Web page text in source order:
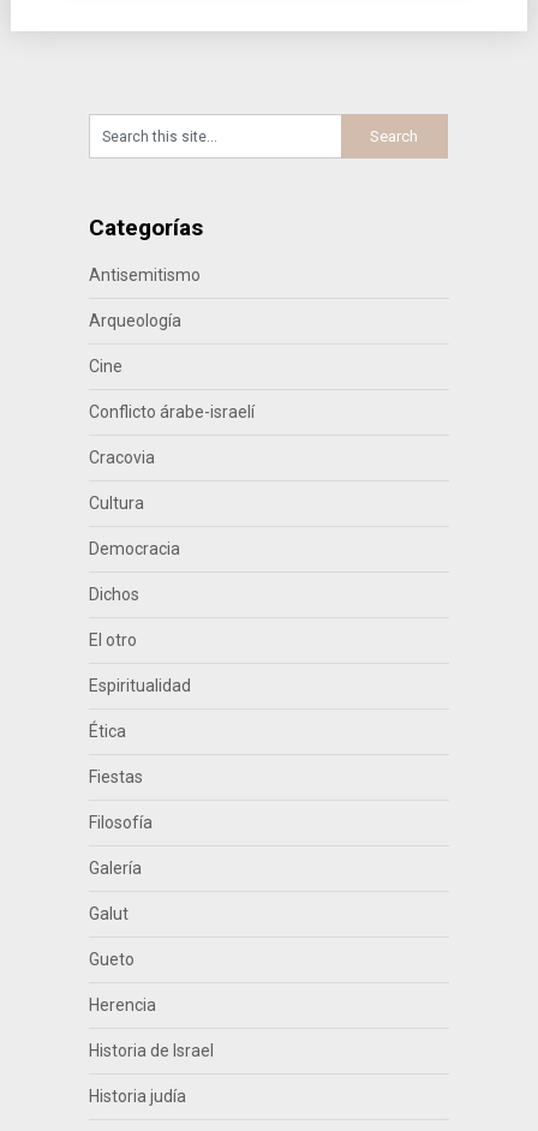
Categorías
Antisemitismo
Arqueología
Cine
Conflicto árabe-israelí
Cracovia
Cultura
Democracia
Dichos
El otro
Espiritualidad
Ética
Fiestas
Filosofía
Galería
Galut
Gueto
Herencia
Historia de Israel
Historia judía